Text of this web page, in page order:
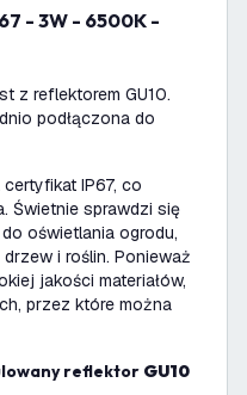
- 3W - 6500K -
z reflektorem GU10.
podłączona do
IP67, co
Świetnie sprawdzi się
oświetlania ogrodu,
i roślin. Ponieważ
jakości materiałów,
przez które można
reflektor GU10